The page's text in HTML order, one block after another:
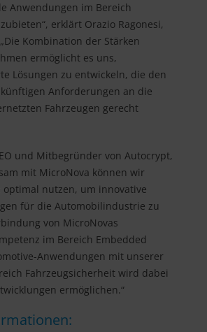
Anwendungen im Bereich
erklärt Orazio Ragonesi,
Kombination der Stärken
ermöglicht es uns,
Lösungen zu entwickeln, die den
Anforderungen an die
Fahrzeugen gerecht
und Mitbegründer von Autocrypt,
mit MicroNova können wir
optimal nutzen, um innovative
für die Automobilindustrie zu
von MicroNovas
im Bereich Embedded
Anwendungen mit unserer
Fahrzeugsicherheit wird dabei
ermöglichen.“